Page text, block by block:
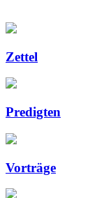
Zettel
Predigten
Vorträge